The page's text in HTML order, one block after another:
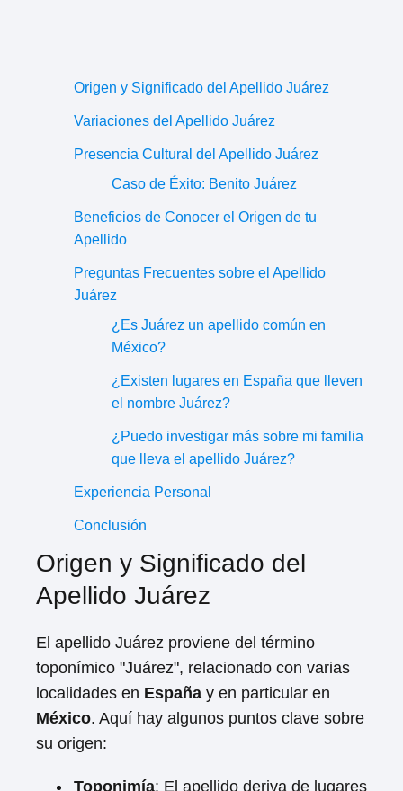
Origen y Significado del Apellido Juárez
Variaciones del Apellido Juárez
Presencia Cultural del Apellido Juárez
Caso de Éxito: Benito Juárez
Beneficios de Conocer el Origen de tu
Apellido
Preguntas Frecuentes sobre el Apellido
Juárez
¿Es Juárez un apellido común en
México?
¿Existen lugares en España que lleven
el nombre Juárez?
¿Puedo investigar más sobre mi familia
que lleva el apellido Juárez?
Experiencia Personal
Conclusión
Origen y Significado del
Apellido Juárez
El apellido Juárez proviene del término
toponímico "Juárez", relacionado con varias
localidades en España y en particular en
México. Aquí hay algunos puntos clave sobre
su origen:
Toponimía: El apellido deriva de lugares